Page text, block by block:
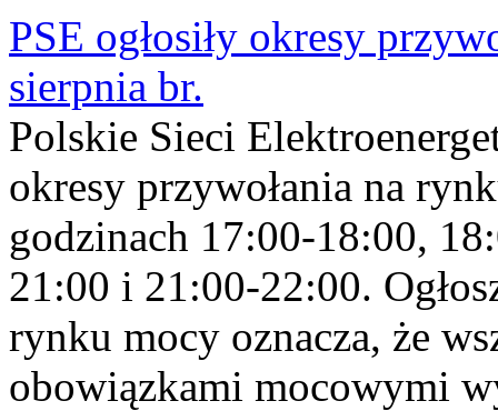
PSE ogłosiły okresy
sierpnia br.
Polskie Sieci
okresy przywołania na
godzinach 17:00-18:00,
21:00 i 21:00-22:00.
rynku mocy oznacza, że
obowiązkami mocowymi